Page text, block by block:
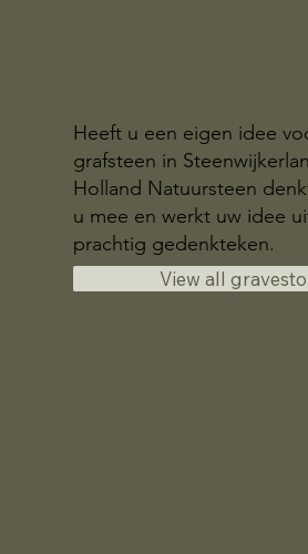
Heeft u een eigen idee
grafsteen in
Holland Natuursteen
u mee en werkt uw idee
prachtig gedenkteken.
View all